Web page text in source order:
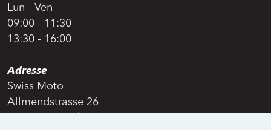
Lun - Ven
09:00 - 11:30
13:30 - 16:00
Adresse
Swiss Moto
Allmendstrasse 26